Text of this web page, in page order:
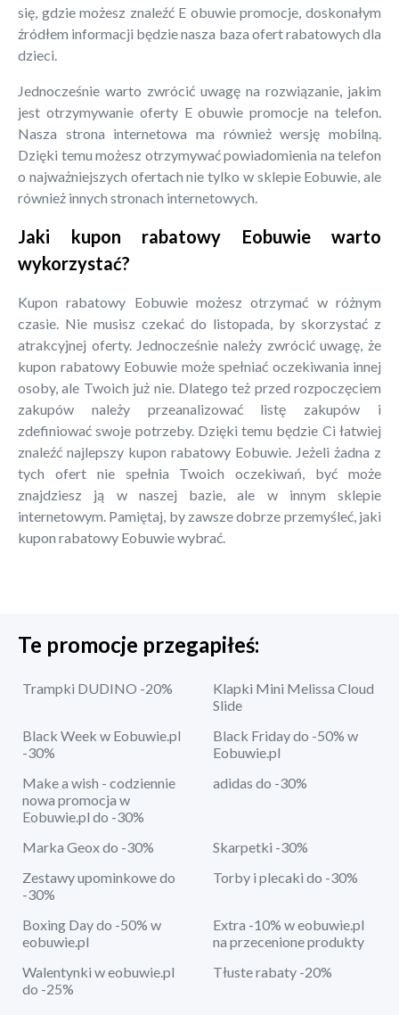
się, gdzie możesz znaleźć E obuwie promocje, doskonałym
źródłem informacji będzie nasza baza ofert rabatowych dla
dzieci.
Jednocześnie warto zwrócić uwagę na rozwiązanie, jakim
jest otrzymywanie oferty E obuwie promocje na telefon.
Nasza strona internetowa ma również wersję mobilną.
Dzięki temu możesz otrzymywać powiadomienia na telefon
o najważniejszych ofertach nie tylko w sklepie Eobuwie, ale
również innych stronach internetowych.
Jaki kupon rabatowy Eobuwie warto
wykorzystać?
Kupon rabatowy Eobuwie możesz otrzymać w różnym
czasie. Nie musisz czekać do listopada, by skorzystać z
atrakcyjnej oferty. Jednocześnie należy zwrócić uwagę, że
kupon rabatowy Eobuwie może spełniać oczekiwania innej
osoby, ale Twoich już nie. Dlatego też przed rozpoczęciem
zakupów należy przeanalizować listę zakupów i
zdefiniować swoje potrzeby. Dzięki temu będzie Ci łatwiej
znaleźć najlepszy kupon rabatowy Eobuwie. Jeżeli żadna z
tych ofert nie spełnia Twoich oczekiwań, być może
znajdziesz ją w naszej bazie, ale w innym sklepie
internetowym. Pamiętaj, by zawsze dobrze przemyśleć, jaki
kupon rabatowy Eobuwie wybrać.
Te promocje przegapiłeś:
Trampki DUDINO -20%
Klapki Mini Melissa Cloud
Slide
Black Week w Eobuwie.pl
-30%
Black Friday do -50% w
Eobuwie.pl
Make a wish - codziennie
nowa promocja w
Eobuwie.pl do -30%
adidas do -30%
Marka Geox do -30%
Skarpetki -30%
Zestawy upominkowe do
-30%
Torby i plecaki do -30%
Boxing Day do -50% w
eobuwie.pl
Extra -10% w eobuwie.pl
na przecenione produkty
Walentynki w eobuwie.pl
do -25%
Tłuste rabaty -20%